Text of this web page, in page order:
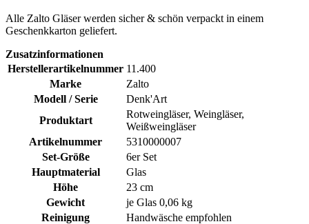
Alle Zalto Gläser werden sicher & schön verpackt in einem
Geschenkkarton geliefert.
Zusatzinformationen
Herstellerartikelnummer 11.400
Marke
Zalto
Modell / Serie
Denk'Art
Produktart
Rotweingläser, Weingläser,
Weißweingläser
Artikelnummer
5310000007
Set-Größe
6er Set
Hauptmaterial
Glas
Höhe
23 cm
Gewicht
je Glas 0,06 kg
Reinigung
Handwäsche empfohlen